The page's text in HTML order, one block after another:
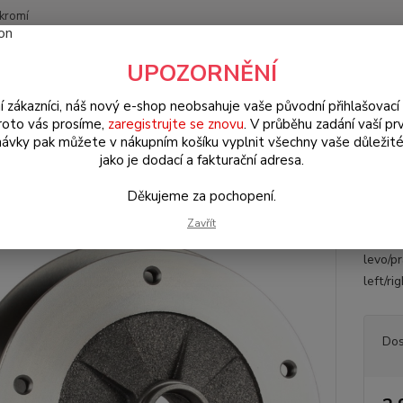
Hledat
Brouk/Cabrio Typ 1 Šasi & brzdy (Chassis & brakes) Kotouč
brzd/přední 5x205mm L/P -
levo/
left/
UPOZORNĚNÍ
zákazníci, náš nový e-shop neobsahuje vaše původní přihlašovací
vás prosíme, zaregistrujte se znovu. V průběhu zadání vaší
pak můžete v nákupním košíku vyplnit všechny vaše
jako je dodací a fakturační adresa.
Děkujeme za pochopení.
Zavřít